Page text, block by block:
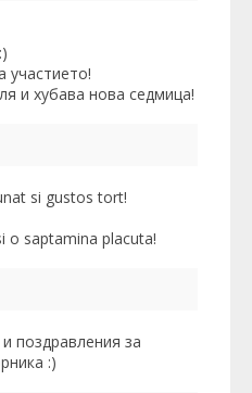
участието!
и хубава нова седмица!
si gustos tort!
o saptamina placuta!
поздравления за
:)